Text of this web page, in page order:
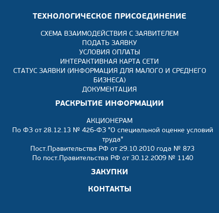
ТЕХНОЛОГИЧЕСКОЕ ПРИСОЕДИНЕНИЕ
СХЕМА ВЗАИМОДЕЙСТВИЯ С ЗАЯВИТЕЛЕМ
ПОДАТЬ ЗАЯВКУ
УСЛОВИЯ ОПЛАТЫ
ИНТЕРАКТИВНАЯ КАРТА СЕТИ
СТАТУС ЗАЯВКИ (ИНФОРМАЦИЯ ДЛЯ МАЛОГО И СРЕДНЕГО
БИЗНЕСА)
ДОКУМЕНТАЦИЯ
РАСКРЫТИЕ ИНФОРМАЦИИ
АКЦИОНЕРАМ
По ФЗ от 28.12.13 № 426-ФЗ "О специальной оценке условий
труда"
Пост.Правительства РФ от 29.10.2010 года № 873
По пост.Правительства РФ от 30.12.2009 № 1140
ЗАКУПКИ
КОНТАКТЫ